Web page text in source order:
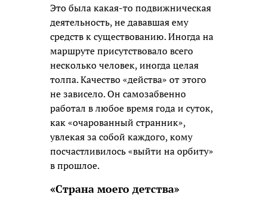
Это была какая-то подвижническая
деятельность, не дававшая ему
средств к существованию. Иногда на
маршруте присутствовало всего
несколько человек, иногда целая
толпа. Качество «действа» от этого
не зависело. Он самозабвенно
работал в любое время года и суток,
как «очарованный странник»,
увлекая за собой каждого, кому
посчастливилось «выйти на орбиту»
в прошлое.
«Страна моего детства»